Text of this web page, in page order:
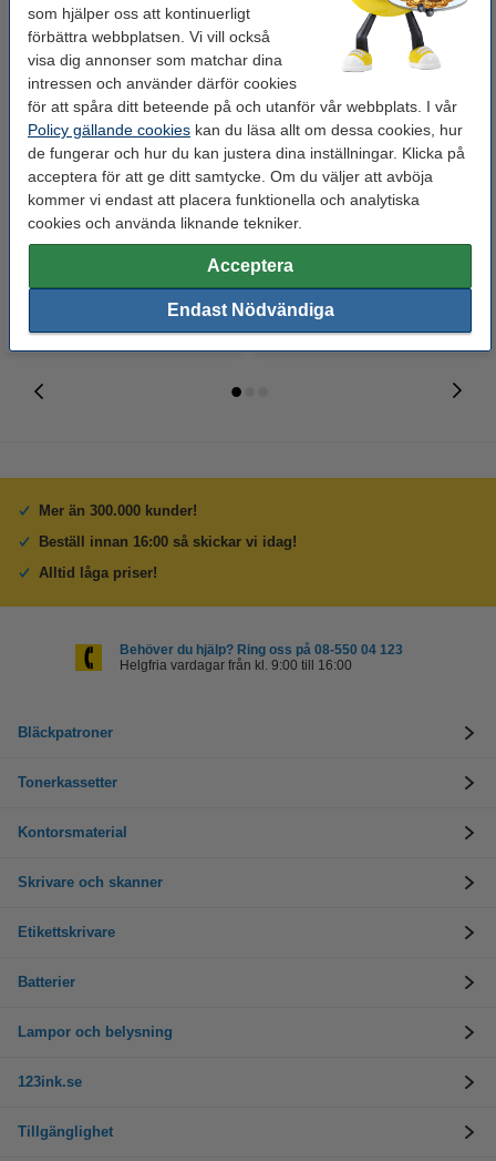
som hjälper oss att kontinuerligt
förbättra webbplatsen. Vi vill också
visa dig annonser som matchar dina
intressen och använder därför cookies
för att spåra ditt beteende på och utanför vår webbplats. I vår
Policy gällande cookies kan du läsa allt om dessa cookies, hur
de fungerar och hur du kan justera dina inställningar. Klicka på
acceptera för att ge ditt samtycke. Om du väljer att avböja
kommer vi endast att placera funktionella och analytiska
cookies och använda liknande tekniker.
Acceptera
Endast Nödvändiga
Whiteboardpenna 2.5mm |
123ink | sorterade färger | 4st
60 kr Inkl. 25% Moms
Märkpenna permanent 2.5mm |
123ink | 4st
50 kr Inkl. 25% Moms
Mer än 300.000 kunder!
Beställ innan 16:00 så skickar vi idag!
Alltid låga priser!
Behöver du hjälp? Ring oss på 08-550 04 123
Helgfria vardagar från kl. 9:00 till 16:00
Bläckpatroner
Tonerkassetter
Kontorsmaterial
Skrivare och skanner
Etikettskrivare
Batterier
Lampor och belysning
123ink.se
Tillgänglighet